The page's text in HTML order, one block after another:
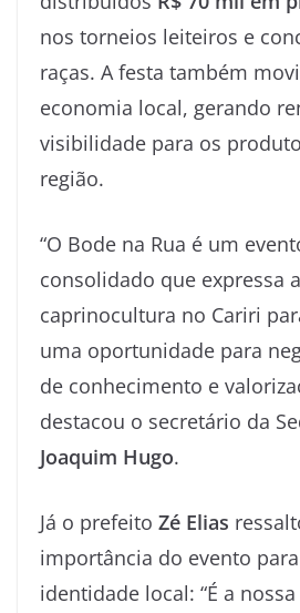
nos torneios leiteiros e
raças. A festa também
economia local, gerando
visibilidade para os
região.
“O Bode na Rua é um
consolidado que expressa
caprinocultura no Cariri
uma oportunidade para
de conhecimento e
destacou o secretário da
Joaquim Hugo.
Já o prefeito Zé Elias
importância do evento
identidade local: “É a